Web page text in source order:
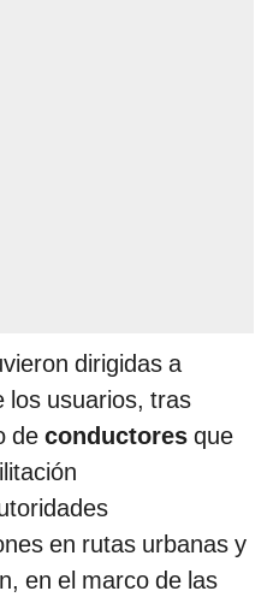
dirigidas a
los usuarios, tras
de conductores que
en rutas urbanas y
en el marco de las